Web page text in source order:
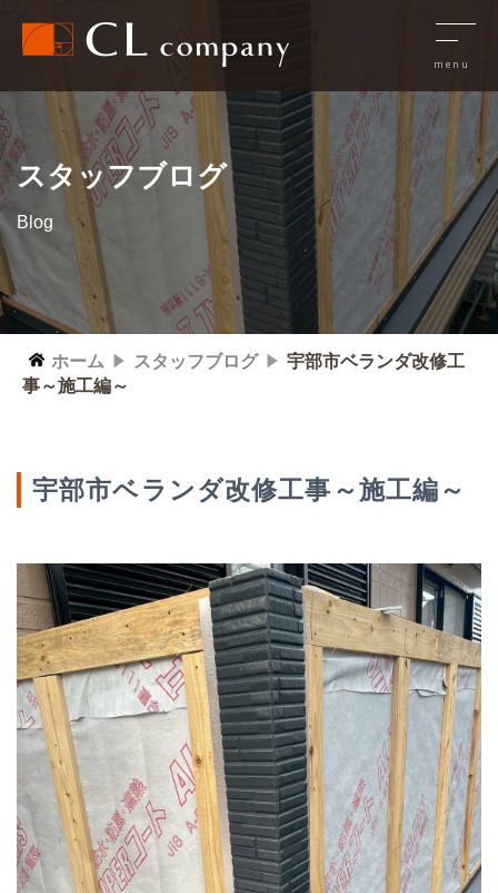
スタッフブログ
Blog
ホーム スタッフブログ
宇部市ベランダ改修工
事～施工編～
宇部市ベランダ改修工事～施工編～